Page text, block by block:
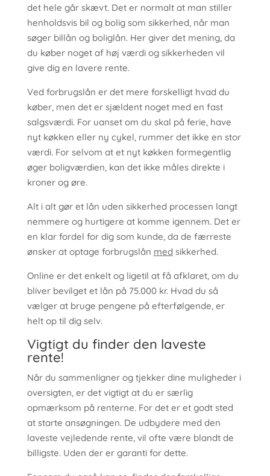
det hele går skævt. Det er normalt at man stiller
henholdsvis bil og bolig som sikkerhed, når man
søger billån og boliglån. Her giver det mening, da
du køber noget af høj værdi og sikkerheden vil
give dig en lavere rente.
Ved forbrugslån er det mere forskelligt hvad du
køber, men det er sjældent noget med en fast
salgsværdi. For uanset om du skal på ferie, have
nyt køkken eller ny cykel, rummer det ikke en stor
værdi. For selvom at et nyt køkken formegentlig
øger boligværdien, kan det ikke måles direkte i
kroner og øre.
Alt i alt gør et lån uden sikkerhed processen langt
nemmere og hurtigere at komme igennem. Det er
en klar fordel for dig som kunde, da de færreste
ønsker at optage forbrugslån med sikkerhed.
Online er det enkelt og ligetil at få afklaret, om du
bliver bevilget et lån på 75.000 kr. Hvad du så
vælger at bruge pengene på efterfølgende, er
helt op til dig selv.
Vigtigt du finder den laveste
rente!
Når du sammenligner og tjekker dine muligheder i
oversigten, er det vigtigt at du er særlig
opmærksom på renterne. For det er et godt sted
at starte ansøgningen. De udbydere med den
laveste vejledende rente, vil ofte være blandt de
billigste. Uden der er garanti for dette.